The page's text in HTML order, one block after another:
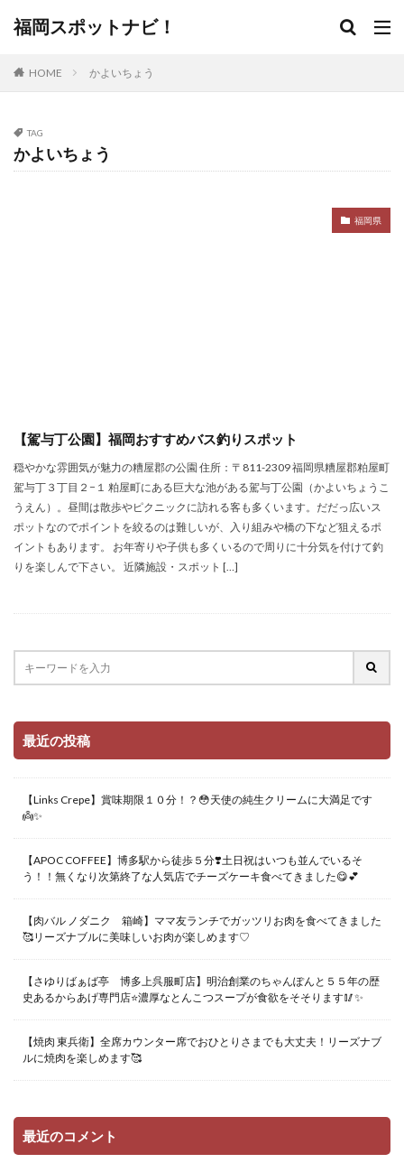
福岡スポットナビ！
HOME かよいちょう
TAG
かよいちょう
福岡県
【駕与丁公園】福岡おすすめバス釣りスポット
穏やかな雰囲気が魅力の糟屋郡の公園 住所：〒811-2309 福岡県糟屋郡粕屋町
駕与丁３丁目２−１ 粕屋町にある巨大な池がある駕与丁公園（かよいちょうこ
うえん）。昼間は散歩やピクニックに訪れる客も多くいます。だだっ広いス
ポットなのでポイントを絞るのは難しいが、入り組みや橋の下など狙えるポ
イントもあります。 お年寄りや子供も多くいるので周りに十分気を付けて釣
りを楽しんで下さい。 近隣施設・スポット […]
最近の投稿
【Links Crepe】賞味期限１０分！？😳天使の純生クリームに大満足です
👼✨
【APOC COFFEE】博多駅から徒歩５分❣️土日祝はいつも並んでいるそ
う！！無くなり次第終了な人気店でチーズケーキ食べてきました😋💕
【肉バル ノダニク 箱崎】ママ友ランチでガッツリお肉を食べてきました
🥰リーズナブルに美味しいお肉が楽しめます♡
【さゆりばぁば亭 博多上呉服町店】明治創業のちゃんぽんと５５年の歴
史あるからあげ専門店⭐️濃厚なとんこつスープが食欲をそそります🥢✨
【焼肉 東兵衛】全席カウンター席でおひとりさまでも大丈夫！リーズナブ
ルに焼肉を楽しめます🥰
最近のコメント